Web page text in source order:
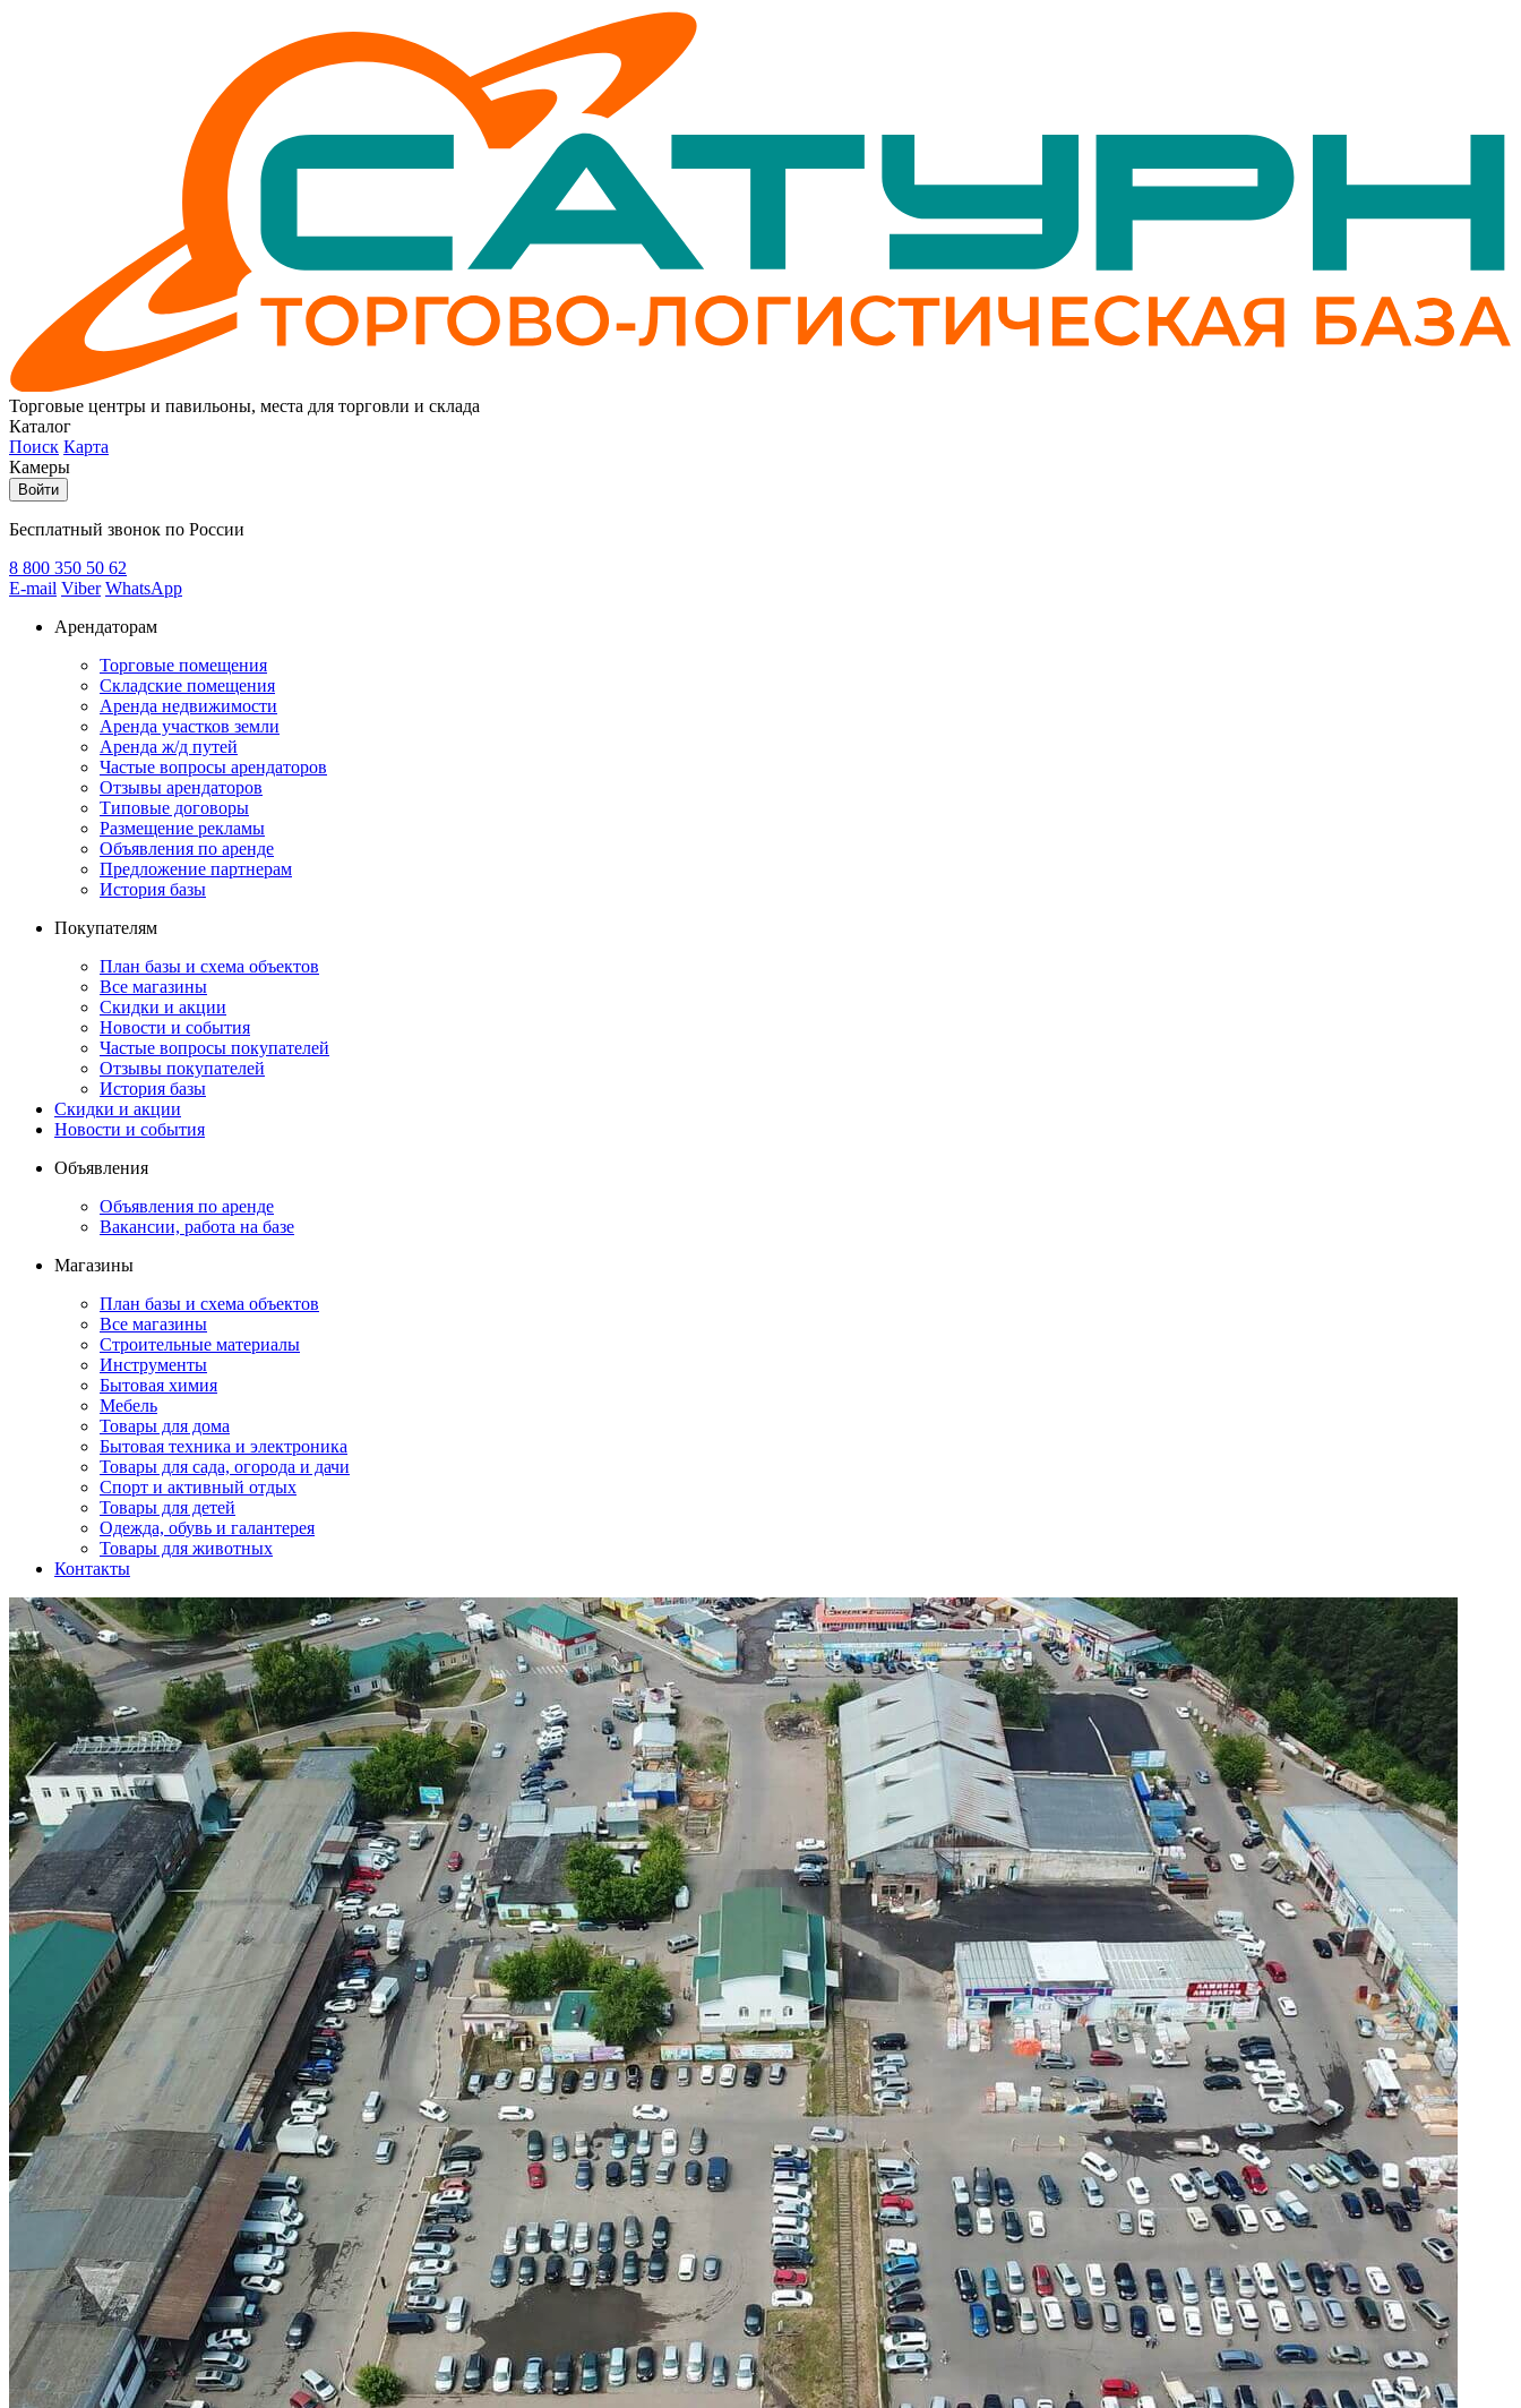
Торговые центры и павильоны, места для торговли и склада
Каталог
Поиск Карта
Камеры
Войти
Бесплатный звонок по России
8 800 350 50 62
E-mail Viber WhatsApp
Арендаторам
Торговые помещения
Складские помещения
Аренда недвижимости
Аренда участков земли
Аренда ж/д путей
Частые вопросы арендаторов
Отзывы арендаторов
Типовые договоры
Размещение рекламы
Объявления по аренде
Предложение партнерам
История базы
Покупателям
План базы и схема объектов
Все магазины
Скидки и акции
Новости и события
Частые вопросы покупателей
Отзывы покупателей
История базы
Скидки и акции
Новости и события
Объявления
Объявления по аренде
Вакансии, работа на базе
Магазины
План базы и схема объектов
Все магазины
Строительные материалы
Инструменты
Бытовая химия
Мебель
Товары для дома
Бытовая техника и электроника
Товары для сада, огорода и дачи
Спорт и активный отдых
Товары для детей
Одежда, обувь и галантерея
Товары для животных
Контакты